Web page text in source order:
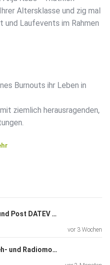
Altersklasse und zig mal
und Laufevents im Rahmen
Burnouts ihr Leben in
ziemlich herausragenden,
was sie in der
sich ehrenamtlich
heutigen Triathlon
Philipp Vogel im Pre- und Post DATEV Challenge Roth Race Talk 2026
vor 3 Wochen
Florian Weiss - Fernseh- und Radiomoderator, Vater, Podcaster und Ironman Triathlet